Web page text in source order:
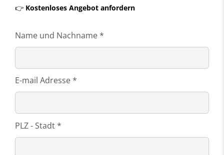
👉 Kostenloses Angebot anfordern
Name und Nachname *
E-mail Adresse *
PLZ - Stadt *